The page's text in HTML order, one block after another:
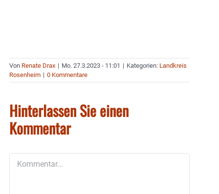
Von Renate Drax | Mo. 27.3.2023 - 11:01 | Kategorien: Landkreis
Rosenheim | 0 Kommentare
Hinterlassen Sie einen
Kommentar